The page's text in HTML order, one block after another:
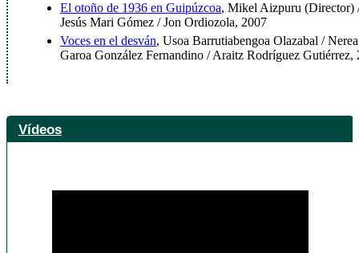
El otoño de 1936 en Guipúzcoa, Mikel Aizpuru (Director)
Jesús Mari Gómez / Jon Ordiozola, 2007
Voces en el desván, Usoa Barrutiabengoa Olazabal /
Garoa González Fernandino / Araitz Rodríguez Gutiérrez,
Vídeos